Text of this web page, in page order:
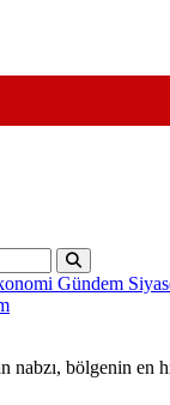
Gündem
bölgenin en